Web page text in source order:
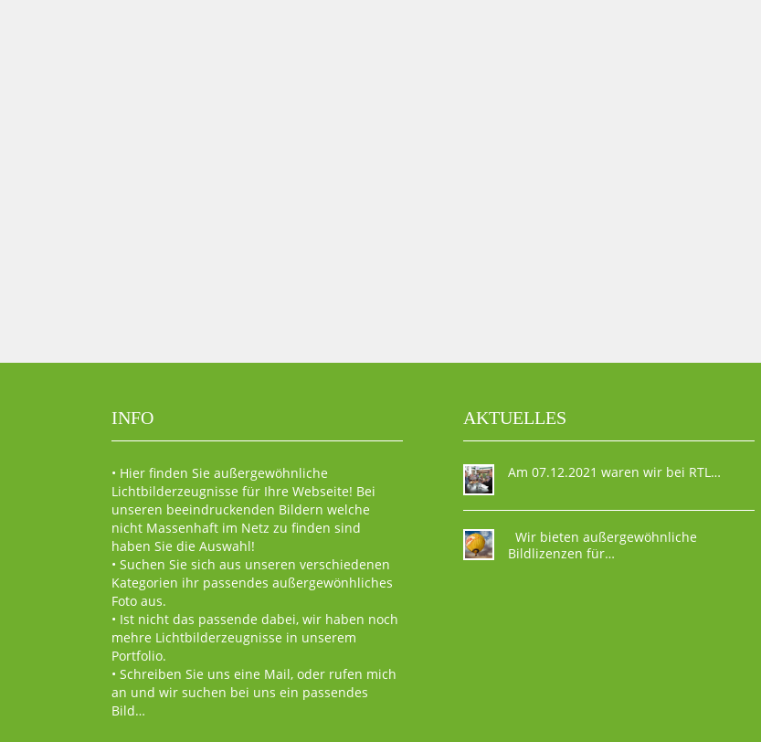
INFO
• Hier finden Sie außergewöhnliche
Lichtbilderzeugnisse für Ihre Webseite! Bei
unseren beeindruckenden Bildern welche
nicht Massenhaft im Netz zu finden sind
haben Sie die Auswahl!
• Suchen Sie sich aus unseren verschiedenen
Kategorien ihr passendes außergewönhliches
Foto aus.
• Ist nicht das passende dabei, wir haben noch
mehre Lichtbilderzeugnisse in unserem
Portfolio.
• Schreiben Sie uns eine Mail, oder rufen mich
an und wir suchen bei uns ein passendes
Bild…
AKTUELLES
Am 07.12.2021 waren wir bei RTL…
Wir bieten außergewöhnliche
Bildlizenzen für…